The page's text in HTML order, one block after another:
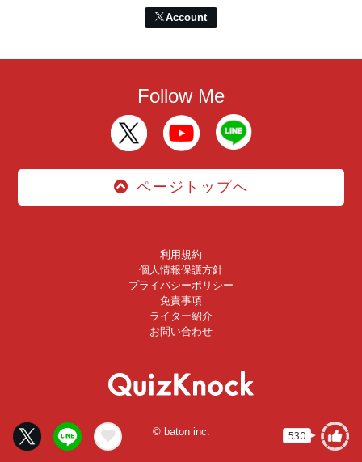
530
Account
Follow Me
ページトップへ
利用規約
個人情報保護方針
プライバシーポリシー
免責事項
ライター紹介
お問い合わせ
© baton inc.